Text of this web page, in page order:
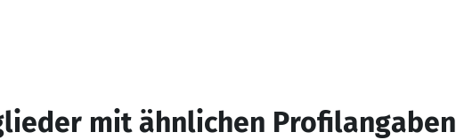
mit ähnlichen Profilangaben